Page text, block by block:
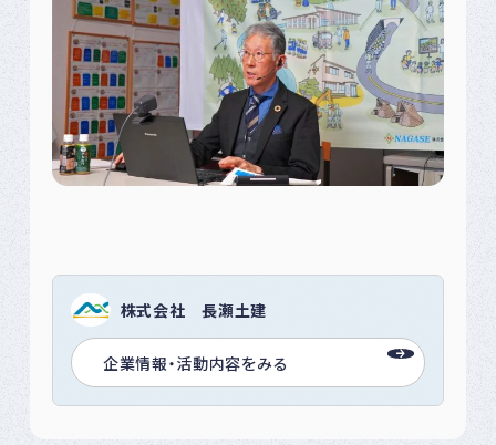
株式会社 長瀬土建
企業情報・活動内容をみる